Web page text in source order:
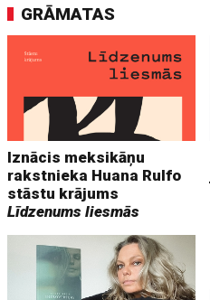
GRĀMATAS
Iznācis meksikāņu
rakstnieka Huana Rulfo
stāstu krājums
Līdzenums liesmās